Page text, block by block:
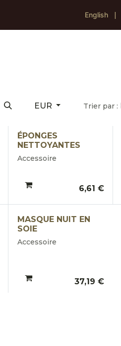
Contact
English |
EUR Trier par :
ÉPONGES
NETTOYANTES
Accessoire
6,61 €
MASQUE NUIT EN
SOIE
Accessoire
37,19 €